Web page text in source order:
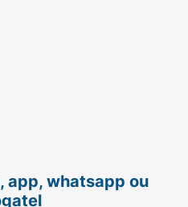
app, whatsapp ou